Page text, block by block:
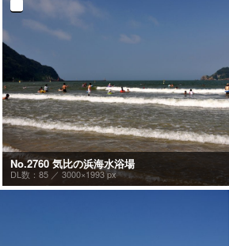
No.2760 気比の浜海水浴場
DL数：85 ／ 3000×1993 px